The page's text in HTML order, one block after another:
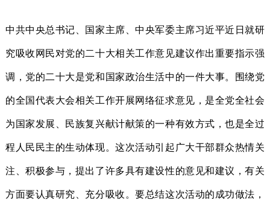
中共中央总书记、国家主席、中央军委主席习近平近日就研
究吸收网民对党的二十大相关工作意见建议作出重要指示强
调，党的二十大是党和国家政治生活中的一件大事。围绕党
的全国代表大会相关工作开展网络征求意见，是全党全社会
为国家发展、民族复兴献计献策的一种有效方式，也是全过
程人民民主的生动体现。这次活动引起广大干部群众热情关
注、积极参与，提出了许多具有建设性的意见和建议，有关
方面要认真研究、充分吸收。要总结这次活动的成功做法，